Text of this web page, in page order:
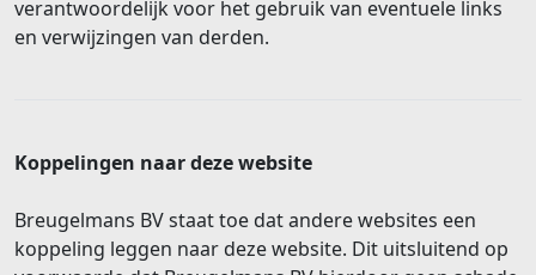
verantwoordelijk voor het gebruik van eventuele links
en verwijzingen van derden.
Koppelingen naar deze website
Breugelmans BV staat toe dat andere websites een
koppeling leggen naar deze website. Dit uitsluitend op